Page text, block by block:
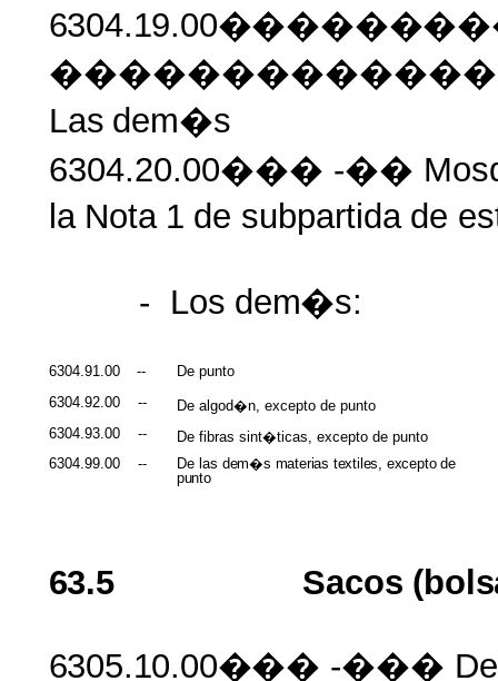
Las dem�s
6304.20.00��� -��
la Nota 1 de subpartida de
- Los dem�s:
6304.91.00 --
De punto
6304.92.00
--
De algod�n, excepto de punto
6304.93.00
--
De fibras sint�ticas, excepto de punto
6304.99.00
-- De las dem�s materias textiles, exceptode
punto
63.5 Sacos
6305.10.00��� -��� De